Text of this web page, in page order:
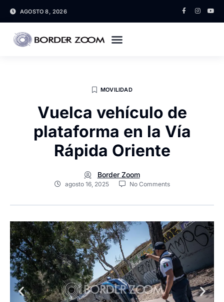
AGOSTO 8, 2026
MOVILIDAD
Vuelca vehículo de
plataforma en la Vía
Rápida Oriente
Border Zoom
agosto 16, 2025 No Comments